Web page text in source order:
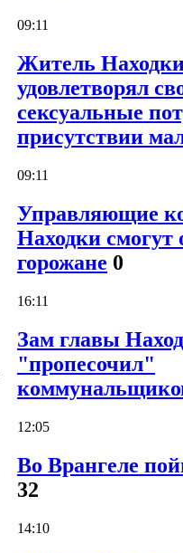
09:11
Житель
удовлетворял
сексуальные
присутствии
09:11
Управляющие
Находки смогут
горожане 0
16:11
Зам главы
"пропесочил"
12:05
Во Врангеле
32
14:10